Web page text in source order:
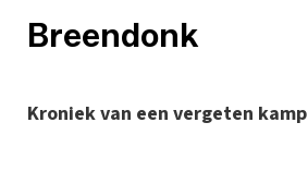
Breendonk
Kroniek van een vergeten kamp